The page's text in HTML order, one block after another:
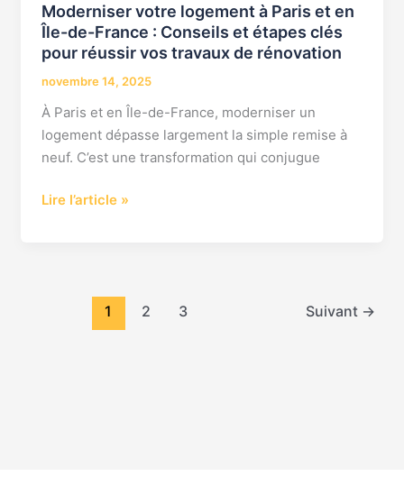
Moderniser votre logement à Paris et en
Île-de-France : Conseils et étapes clés
pour réussir vos travaux de rénovation
novembre 14, 2025
À Paris et en Île-de-France, moderniser un
logement dépasse largement la simple remise à
neuf. C’est une transformation qui conjugue
et
étapes
clés
pour
réussir
vos
travaux
rénovation
Lire l’article »
1 2 3 Suivant →